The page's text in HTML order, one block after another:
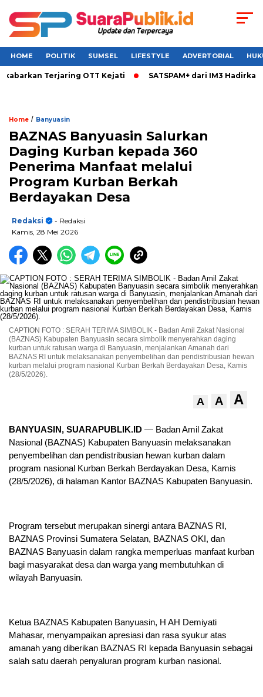
HOME POLITIK SUMSEL LIFESTYLE ADVERTORIAL
Terjaring OTT Kejati SATSPAM+ dari IM3
Home / Banyuasin
BAZNAS Banyuasin Salurkan
Daging Kurban kepada 360
Penerima Manfaat melalui
Program Kurban Berkah
Berdayakan Desa
Redaksi
- Redaksi
Kamis, 28 Mei 2026
CAPTION FOTO : SERAH TERIMA SIMBOLIK - Badan Amil Zakat Nasional
(BAZNAS) Kabupaten Banyuasin secara simbolik menyerahkan daging
kurban untuk ratusan warga di Banyuasin, menjalankan Amanah dari
BAZNAS RI untuk melaksanakan penyembelihan dan pendistribusian hewan
kurban melalui program nasional Kurban Berkah Berdayakan Desa, Kamis
(28/5/2026).
A A A
BANYUASIN, SUARAPUBLIK.ID — Badan Amil Zakat
Nasional (BAZNAS) Kabupaten Banyuasin melaksanakan
penyembelihan dan pendistribusian hewan kurban dalam
program nasional Kurban Berkah Berdayakan Desa, Kamis
(28/5/2026), di halaman Kantor BAZNAS Kabupaten Banyuasin.
Program tersebut merupakan sinergi antara BAZNAS RI,
BAZNAS Provinsi Sumatera Selatan, BAZNAS OKI, dan
BAZNAS Banyuasin dalam rangka memperluas manfaat kurban
bagi masyarakat desa dan warga yang membutuhkan di
wilayah Banyuasin.
Ketua BAZNAS Kabupaten Banyuasin, H AH Demiyati
Mahasar, menyampaikan apresiasi dan rasa syukur atas
amanah yang diberikan BAZNAS RI kepada Banyuasin sebagai
salah satu daerah penyaluran program kurban nasional.